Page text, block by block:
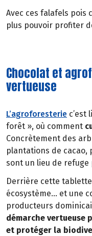
Avec ces falafels pois
plus pouvoir profiter
Chocolat et
vertueuse
L’agroforesterie c’est
forêt », où comment
Concrètement des
plantations de
sont un lieu de refuge
Derrière cette
écosystème… et une
producteurs
démarche vertueuse
et protéger la